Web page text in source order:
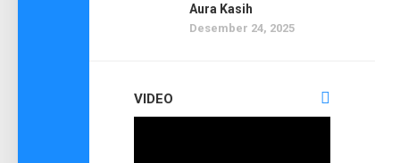
Aura Kasih
Desember 24, 2025
VIDEO